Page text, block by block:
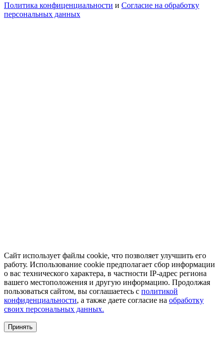
Политика конфиценциальности и Согласие на обработку
персональных данных
Сайт использует файлы cookie, что позволяет улучшить его
работу. Использование cookie предполагает сбор информации
о вас технического характера, в частности IP-адрес региона
вашего местоположения и другую информацию. Продолжая
пользоваться сайтом, вы соглашаетесь с политикой
конфиденциальности, а также даете согласие на обработку
своих персональных данных.
Принять